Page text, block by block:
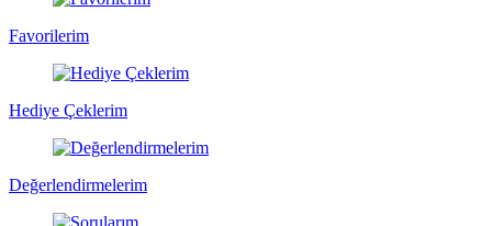
Favorilerim
Hediye Çeklerim
Değerlendirmelerim